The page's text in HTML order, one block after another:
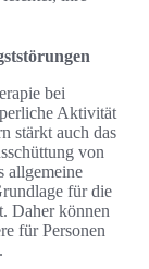
bei
Aktivität
stärkt auch das
von
allgemeine
für die
Daher können
für Personen